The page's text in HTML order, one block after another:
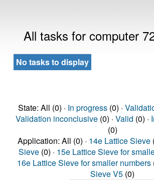
All tasks for computer
No tasks to display
State: All (0) · In progress(0) ·
Validation inconclusive(0) · Valid (0) ·
(0)
Application: All (0) · 14e Lattice Sieve
Sieve (0) · 15e Lattice Sieve for
16e Lattice Sieve for smaller numbers
Sieve V5 (0)